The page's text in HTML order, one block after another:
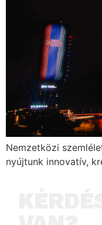
Nemzetközi
nyújtunk innovatív,